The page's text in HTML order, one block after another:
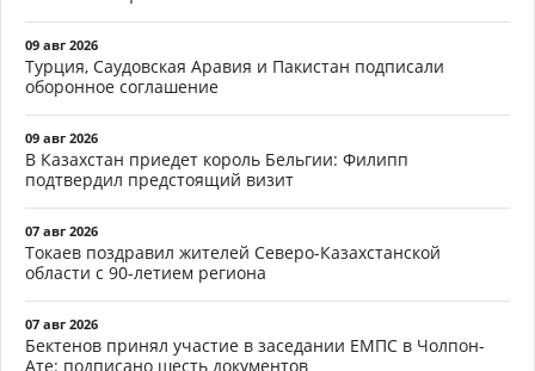
09 авг 2026
Турция, Саудовская Аравия и Пакистан подписали
оборонное соглашение
09 авг 2026
В Казахстан приедет король Бельгии: Филипп
подтвердил предстоящий визит
07 авг 2026
Токаев поздравил жителей Северо-Казахстанской
области с 90-летием региона
07 авг 2026
Бектенов принял участие в заседании ЕМПС в Чолпон-
Ате: подписано шесть документов